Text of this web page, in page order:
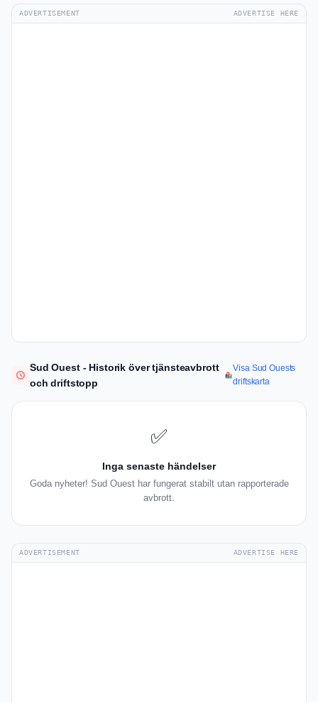
ADVERTISEMENT ADVERTISE HERE
Sud Ouest - Historik över tjänsteavbrott
och driftstopp
Visa Sud Ouests
driftskarta
✅
Inga senaste händelser
Goda nyheter! Sud Ouest har fungerat stabilt utan rapporterade
avbrott.
ADVERTISEMENT ADVERTISE HERE